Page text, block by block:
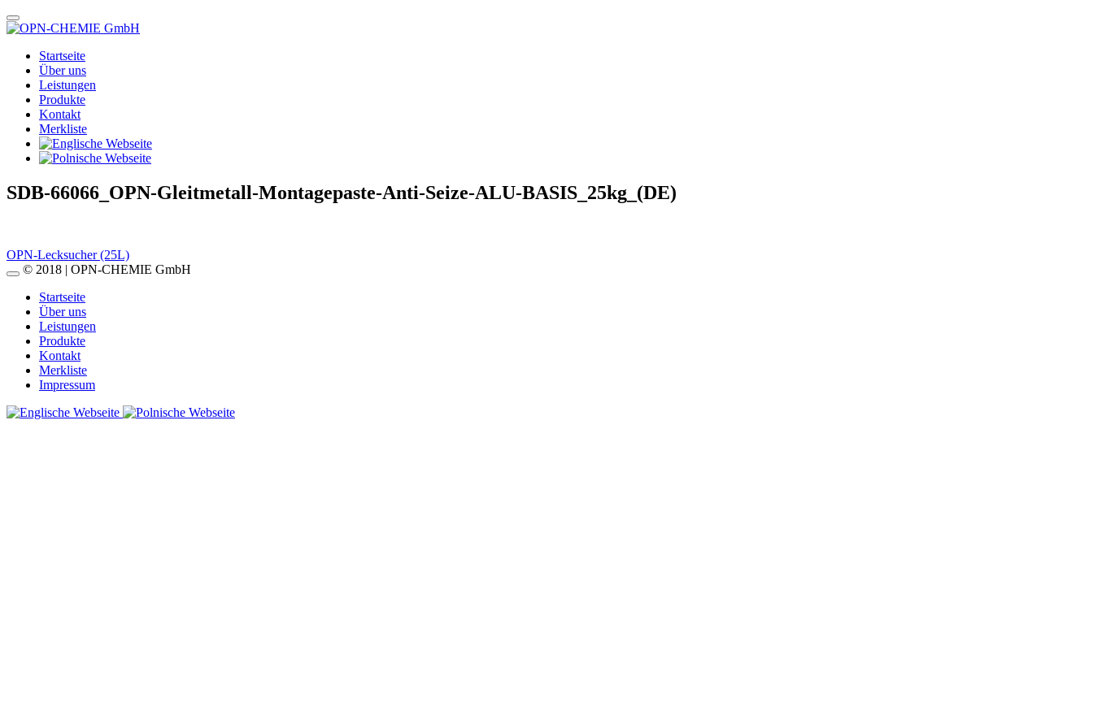
Startseite
Über uns
Leistungen
Produkte
Kontakt
Merkliste
SDB-66066_OPN-Gleitmetall-Montagepaste-Anti-Seize-ALU-BASIS_25kg_(DE)
Beitragsnavigation
OPN-Lecksucher (25L)
© 2018 | OPN-CHEMIE GmbH
Startseite
Über uns
Leistungen
Produkte
Kontakt
Merkliste
Impressum